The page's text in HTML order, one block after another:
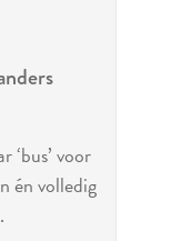
‘bus’ voor
én volledig